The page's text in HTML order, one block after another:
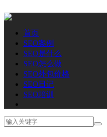
首页
SEO案例
SEO是什么
SEO怎么做
SEO外包价格
SEO日记
SEO培训